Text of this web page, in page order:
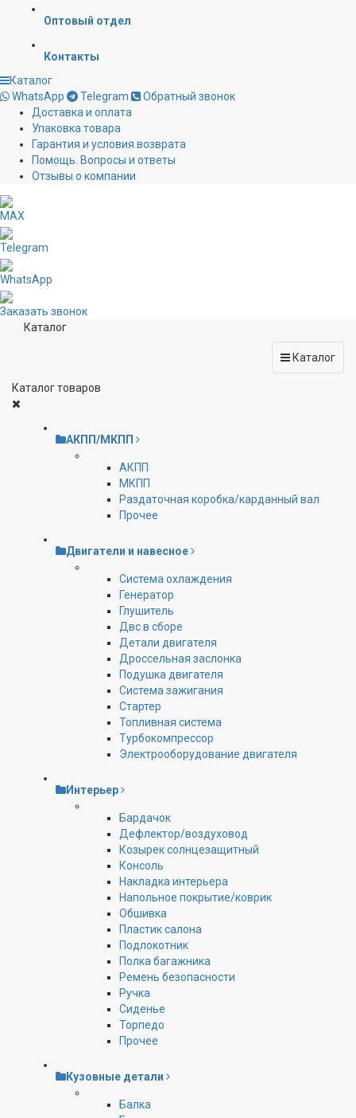
Оптовый отдел
Контакты
Каталог
WhatsApp
Telegram
Обратный звонок
Доставка и оплата
Упаковка товара
Гарантия и условия возврата
Помощь. Вопросы и ответы
Отзывы о компании
MAX
Telegram
WhatsApp
Заказать звонок
Каталог
Каталог
Каталог товаров
АКПП/МКПП
АКПП
МКПП
Раздаточная коробка/карданный вал
Прочее
Двигатели и навесное
Cистема охлаждения
Генератор
Глушитель
Двс в сборе
Детали двигателя
Дроссельная заслонка
Подушка двигателя
Система зажигания
Стартер
Топливная система
Турбокомпрессор
Электрооборудование двигателя
Интерьер
Бардачок
Дефлектор/воздуховод
Козырек солнцезащитный
Консоль
Накладка интерьера
Напольное покрытие/коврик
Обшивка
Пластик салона
Подлокотник
Полка багажника
Ремень безопасности
Ручка
Сиденье
Торпедо
Прочее
Кузовные детали
Балка